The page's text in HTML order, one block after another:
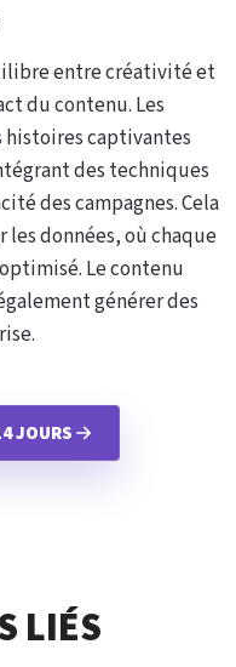
entre créativité et
du contenu. Les
captivantes
des techniques
des campagnes. Cela
les données, où chaque
Le contenu
générer des
JOURS
LIÉS